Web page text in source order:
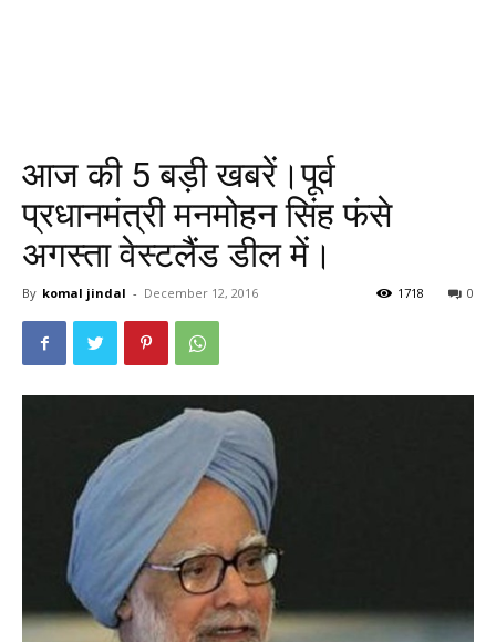
आज की 5 बड़ी खबरें।पूर्व
प्रधानमंत्री मनमोहन सिंह फंसे
अगस्ता वेस्टलैंड डील में।
By komal jindal - December 12, 2016 0
1718